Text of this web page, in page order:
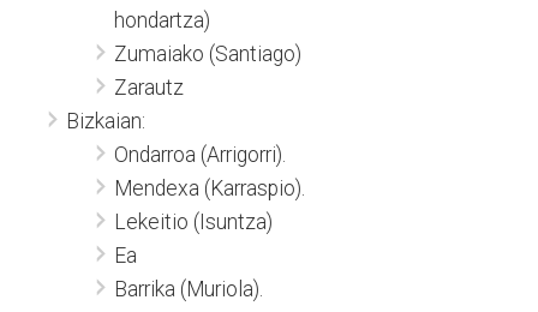
hondartza)
Zumaiako (Santiago)
Zarautz
Bizkaian:
Ondarroa (Arrigorri).
Mendexa (Karraspio).
Lekeitio (Isuntza)
Ea
Barrika (Muriola).